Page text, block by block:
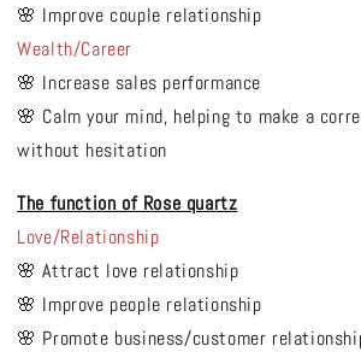
🌸 Improve couple relationship
Wealth/Career
🌸 Increase sales performance
🌸 Calm your mind, helping to make a
without hesitation
The function of Rose quartz
Love/Relationship
🌸 Attract love relationship
🌸 Improve people relationship
🌸 Promote business/customer